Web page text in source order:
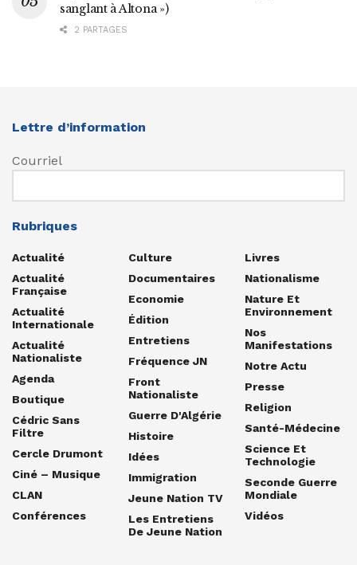
sanglant à Altona »)
2 PARTAGES
Lettre d’information
Courriel
Rubriques
Actualité
Actualité
Française
Actualité
Internationale
Actualité
Nationaliste
Agenda
Boutique
Cédric Sans
Filtre
Cercle Drumont
Ciné – Musique
CLAN
Conférences
Culture
Documentaires
Economie
Édition
Entretiens
Fréquence JN
Front
Nationaliste
Guerre D'Algérie
Histoire
Idées
Immigration
Jeune Nation TV
Les Entretiens
De Jeune Nation
Livres
Nationalisme
Nature Et
Environnement
Nos
Manifestations
Notre Actu
Presse
Religion
Santé-Médecine
Science Et
Technologie
Seconde Guerre
Mondiale
Vidéos